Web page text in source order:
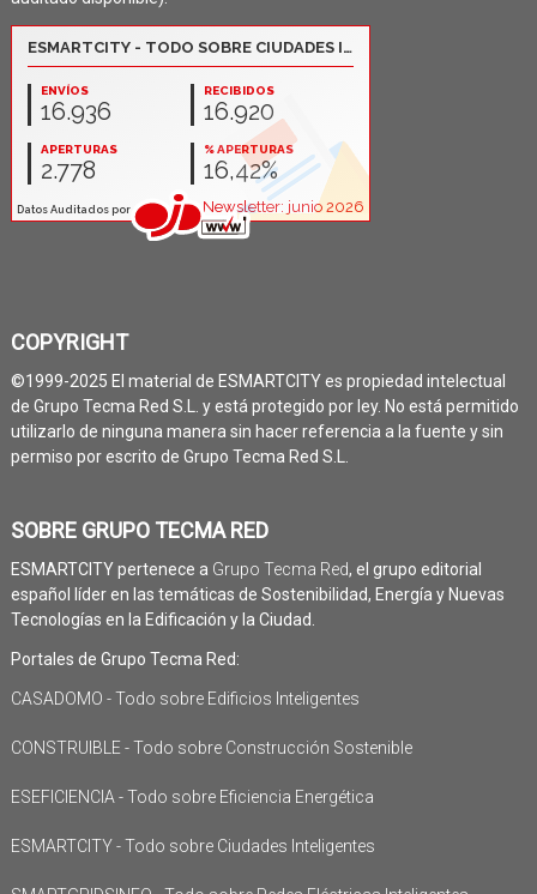
COPYRIGHT
©1999-2025 El material de ESMARTCITY es propiedad intelectual
de Grupo Tecma Red S.L. y está protegido por ley. No está permitido
utilizarlo de ninguna manera sin hacer referencia a la fuente y sin
permiso por escrito de Grupo Tecma Red S.L.
SOBRE GRUPO TECMA RED
ESMARTCITY pertenece a Grupo Tecma Red, el grupo editorial
español líder en las temáticas de Sostenibilidad, Energía y Nuevas
Tecnologías en la Edificación y la Ciudad.
Portales de Grupo Tecma Red:
CASADOMO - Todo sobre Edificios Inteligentes
CONSTRUIBLE - Todo sobre Construcción Sostenible
ESEFICIENCIA - Todo sobre Eficiencia Energética
ESMARTCITY - Todo sobre Ciudades Inteligentes